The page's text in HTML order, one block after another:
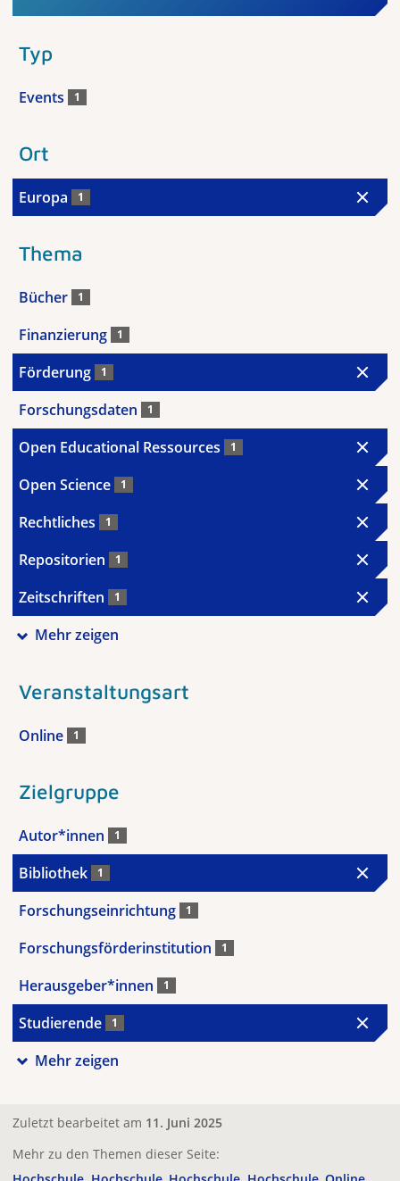
Typ
Events 1
Ort
Europa 1
Thema
Bücher 1
Finanzierung 1
Förderung 1
Forschungsdaten 1
Open Educational Ressources 1
Open Science 1
Rechtliches 1
Repositorien 1
Zeitschriften 1
Mehr zeigen
Veranstaltungsart
Online 1
Zielgruppe
Autor*innen 1
Bibliothek 1
Forschungseinrichtung 1
Forschungsförderinstitution 1
Herausgeber*innen 1
Studierende 1
Mehr zeigen
Zuletzt bearbeitet am 11. Juni 2025
Mehr zu den Themen dieser Seite: